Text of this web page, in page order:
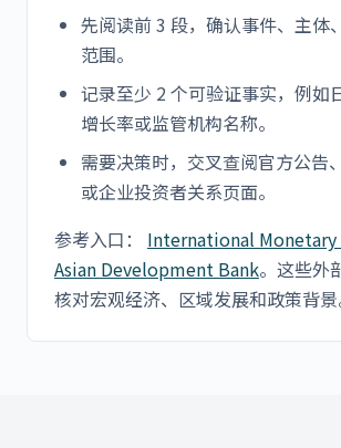
先阅读前 3 段，确认事件、主体
范围。
记录至少 2 个可验证事实，例如
增长率或监管机构名称。
需要决策时，交叉查阅官方公告
或企业投资者关系页面。
参考入口：
International Monetary
Asian Development Bank。这些外
核对宏观经济、区域发展和政策背景